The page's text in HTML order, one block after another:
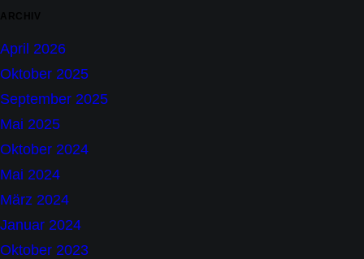
ARCHIV
April 2026
Oktober 2025
September 2025
Mai 2025
Oktober 2024
Mai 2024
März 2024
Januar 2024
Oktober 2023